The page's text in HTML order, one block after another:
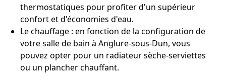
thermostatiques pour profiter d'un supérieur
confort et d'économies d'eau.
Le chauffage : en fonction de la configuration de
votre salle de bain à Anglure-sous-Dun, vous
pouvez opter pour un radiateur sèche-serviettes
ou un plancher chauffant.